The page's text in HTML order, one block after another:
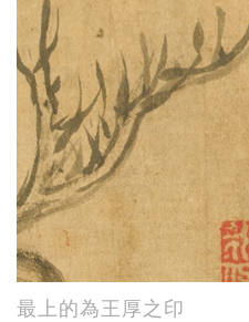
最上的為王厚之印